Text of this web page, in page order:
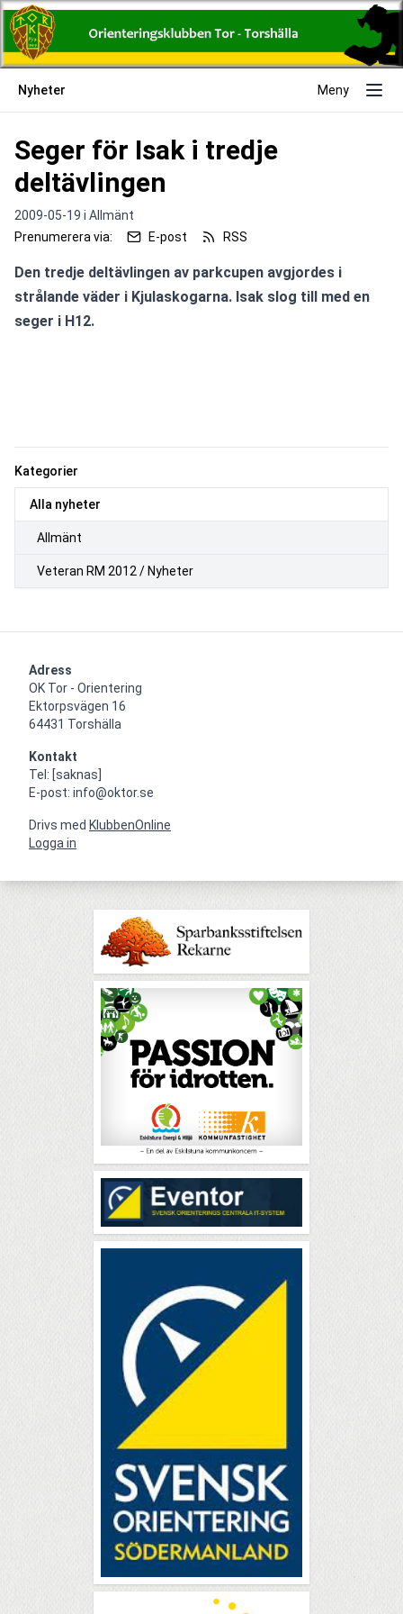
Nyheter Meny
Kategorier
Alla nyheter
Allmänt
Veteran RM 2012 / Nyheter
Seger för Isak i tredje
deltävlingen
2009-05-19 i Allmänt
Prenumerera via:
E-post RSS
Den tredje deltävlingen av parkcupen avgjordes i
strålande väder i Kjulaskogarna. Isak slog till med en
seger i H12.
Adress
OK Tor - Orientering
Ektorpsvägen 16
64431 Torshälla
Kontakt
Tel: [saknas]
E-post: info@oktor.se
Drivs med KlubbenOnline
Logga in